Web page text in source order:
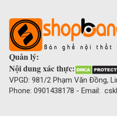
Quản lý:
Nội dung xác thực:
VPGD: 981/2 Phạm Văn Đồng,
Phone: 0901438178 - Email: